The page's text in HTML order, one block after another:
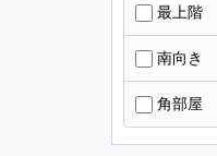
最上階
南向き
角部屋